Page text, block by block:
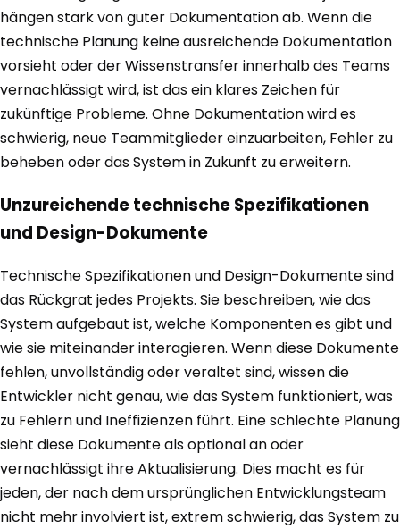
hängen stark von guter Dokumentation ab. Wenn die
technische Planung keine ausreichende Dokumentation
vorsieht oder der Wissenstransfer innerhalb des Teams
vernachlässigt wird, ist das ein klares Zeichen für
zukünftige Probleme. Ohne Dokumentation wird es
schwierig, neue Teammitglieder einzuarbeiten, Fehler zu
beheben oder das System in Zukunft zu erweitern.
Unzureichende technische Spezifikationen
und Design-Dokumente
Technische Spezifikationen und Design-Dokumente sind
das Rückgrat jedes Projekts. Sie beschreiben, wie das
System aufgebaut ist, welche Komponenten es gibt und
wie sie miteinander interagieren. Wenn diese Dokumente
fehlen, unvollständig oder veraltet sind, wissen die
Entwickler nicht genau, wie das System funktioniert, was
zu Fehlern und Ineffizienzen führt. Eine schlechte Planung
sieht diese Dokumente als optional an oder
vernachlässigt ihre Aktualisierung. Dies macht es für
jeden, der nach dem ursprünglichen Entwicklungsteam
nicht mehr involviert ist, extrem schwierig, das System zu